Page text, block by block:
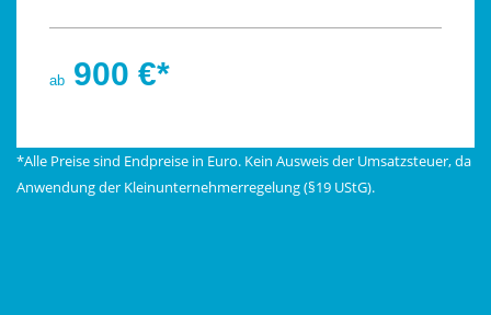
ab 900 €*
*Alle Preise sind Endpreise in Euro. Kein Ausweis der Umsatzsteuer, da
Anwendung der Kleinunternehmerregelung (§19 UStG).